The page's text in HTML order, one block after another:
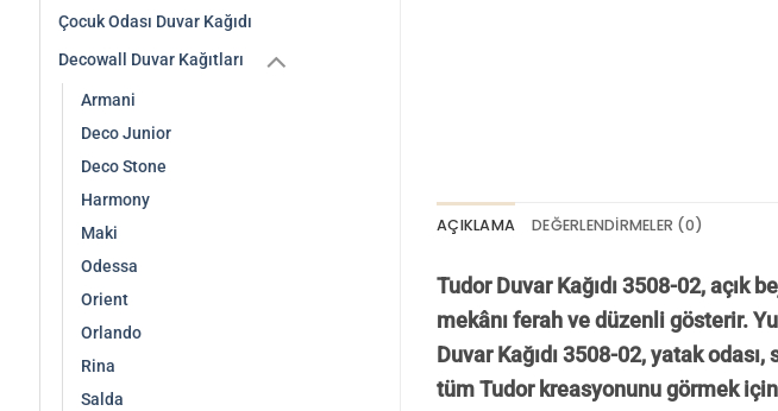
Çocuk Odası Duvar Kağıdı
Decowall Duvar Kağıtları
Armani
Deco Junior
Deco Stone
Harmony
Maki
Odessa
Orient
Orlando
Rina
Salda
AÇIKLAMA DEĞERLENDIRMELER (0)
Tudor Duvar Kağıdı 3508-02,
mekânı ferah ve düzenli gösterir.
Duvar Kağıdı 3508-02, yatak
tüm Tudor kreasyonunu görmek için